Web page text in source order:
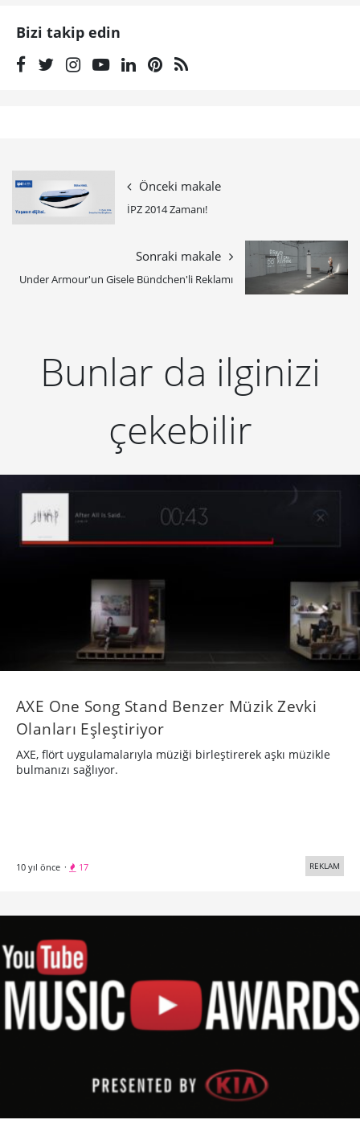
Bizi takip edin
Önceki makale
İPZ 2014 Zamanı!
Sonraki makale
Under Armour'un Gisele Bündchen'li Reklamı
Bunlar da ilginizi
çekebilir
AXE One Song Stand Benzer Müzik Zevki
Olanları Eşleştiriyor
AXE, flört uygulamalarıyla müziği birleştirerek aşkı müzikle
bulmanızı sağlıyor.
10 yıl önce · 17 REKLAM